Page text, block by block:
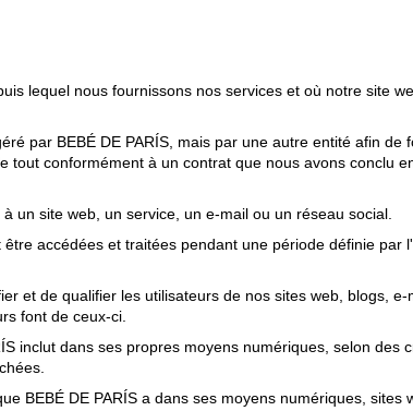
lequel nous fournissons nos services et où notre site
par BEBÉ DE PARÍS, mais par une autre entité afin de
conformément à un contrat que nous avons conclu
un site web, un service, un e-mail ou un réseau social.
accédées et traitées pendant une période définie par
et de qualifier les utilisateurs de nos sites web, blogs,
font de ceux-ci.
inclut dans ses propres moyens numériques, selon des
BEBÉ DE PARÍS a dans ses moyens numériques, sites